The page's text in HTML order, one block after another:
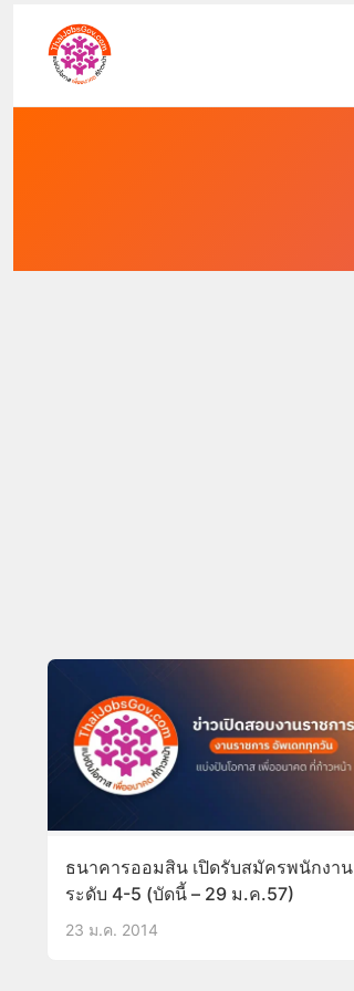
ธนาคารออมสิน เปิดรับสมัครพนักงาน
ระดับ 4-5 (บัดนี้ – 29 ม.ค.57)
23 ม.ค. 2014